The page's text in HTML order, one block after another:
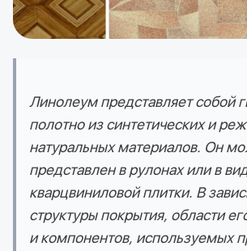
Линолеум представляет собой
полотно из синтетических и
натуральных материалов. Он
представлен в рулонах или в
кварцвиниловой плитки. В
структуры покрытия, области
и компонентов, используемых